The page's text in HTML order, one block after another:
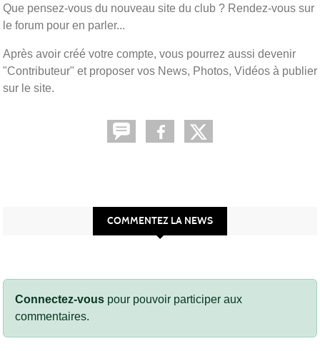
Que pensez-vous du nouveau site du club ? Rendez-vous sur
le forum pour en parler...
Après avoir créé votre compte, vous pourrez aussi devenir
"Contributeur" et proposer vos News, Photos, Vidéos à publier
sur le site.
COMMENTEZ LA NEWS
Connectez-vous pour pouvoir participer aux
commentaires.